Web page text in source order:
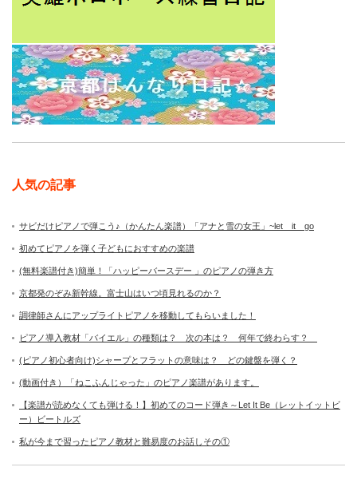
人気の記事
サビだけピアノで弾こう♪（かんたん楽譜）「アナと雪の女王」~let it go
初めてピアノを弾く子どもにおすすめの楽譜
(無料楽譜付き)簡単！「ハッピーバースデー 」のピアノの弾き方
京都発のぞみ新幹線。富士山はいつ頃見れるのか？
調律師さんにアップライトピアノを移動してもらいました！
ピアノ導入教材「バイエル」の種類は？ 次の本は？ 何年で終わらす？
(ピアノ初心者向け)シャープとフラットの意味は？ どの鍵盤を弾く？
(動画付き）「ねこふんじゃった」のピアノ楽譜があります。
【楽譜が読めなくても弾ける！】初めてのコード弾き～Let It Be（レットイットビ
ー）ビートルズ
私が今まで習ったピアノ教材と難易度のお話しその①